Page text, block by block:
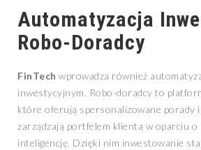
Automatyzacja
Robo-Doradcy
FinTech wprowadza również
inwestycyjnym. Robo-doradcy to
które oferują spersonalizowane porady
zarządzają portfelem klienta w oparciu
inteligencję. Dzięki nim inwestowanie